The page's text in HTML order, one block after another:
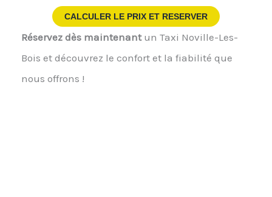
CALCULER LE PRIX ET RESERVER
Réservez dès maintenantun Taxi Noville-Les-
Bois et découvrez le confort et la fiabilité que
nous offrons !